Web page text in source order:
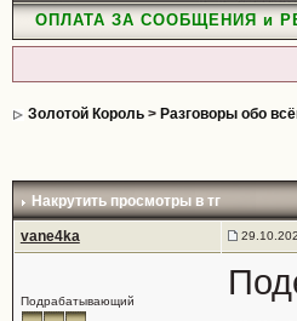
ОПЛАТА ЗА СООБЩЕНИЯ и
Золотой Король> Разговоры обо
Накрутить просмотры в тг
vane4ka
Подрабатывающий